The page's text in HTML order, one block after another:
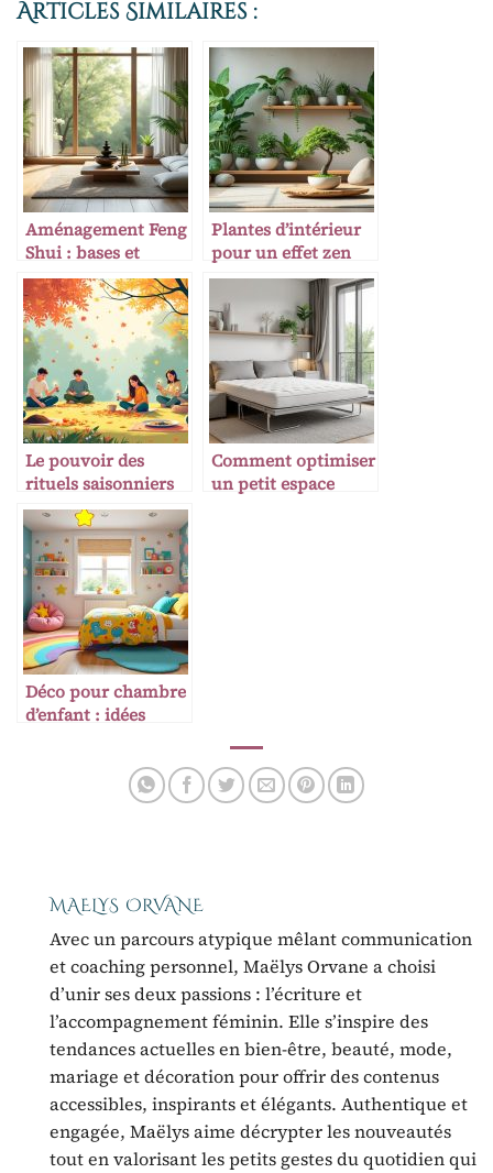
Articles Similaires :
Aménagement Feng
Shui : bases et
principes
Plantes d’intérieur
pour un effet zen
Le pouvoir des
rituels saisonniers
pour le mental
Comment optimiser
un petit espace
Déco pour chambre
d’enfant : idées
MAELYS ORVANE
Avec un parcours atypique mêlant communication
et coaching personnel, Maëlys Orvane a choisi
d’unir ses deux passions : l’écriture et
l’accompagnement féminin. Elle s’inspire des
tendances actuelles en bien-être, beauté, mode,
mariage et décoration pour offrir des contenus
accessibles, inspirants et élégants. Authentique et
engagée, Maëlys aime décrypter les nouveautés
tout en valorisant les petits gestes du quotidien qui